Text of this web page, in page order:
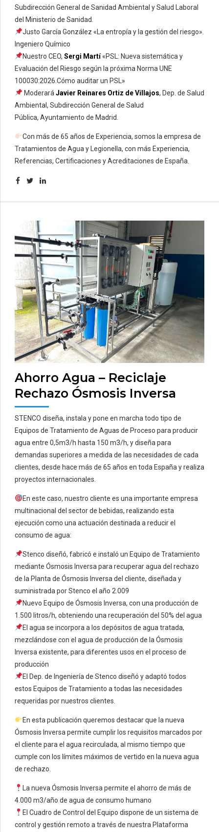
Subdirección General de Sanidad Ambiental y Salud Laboral
del Ministerio de Sanidad.
Justo García González «La entropía y la gestión del riesgo».
Ingeniero Químico
Nuestro CEO, Sergi Martí«PSL: Nueva sistemática y
Evaluación del Riesgo según la próxima Norma UNE
100030:2026.Cómo auditar un PSL»
Moderará Javier Reinares Ortiz de Villajos, Dep. de Salud
Ambiental, Subdirección General de Salud
Pública, Ayuntamiento de Madrid.
Con más de 65 años de Experiencia, somos la empresa de
Tratamientos de Agua y Legionella, con más Experiencia,
Referencias, Certificaciones y Acreditaciones de España.
Ahorro Agua – Reciclaje
Rechazo Ósmosis Inversa
STENCO diseña, instala y pone en marcha todo tipo de
Equipos de Tratamiento de Aguas de Proceso para producir
agua entre 0,5m3/h hasta 150 m3/h, y diseña para
demandas superiores a medida de las necesidades de cada
clientes, desde hace más de 65 años en toda España y realiza
proyectos internacionales.
En este caso, nuestro cliente es una importante empresa
multinacional del sector de bebidas, realizando esta
ejecución como una actuación destinada a reducir el
consumo de agua:
Stenco diseñó, fabricó e instaló un Equipo de Tratamiento
mediante Ósmosis Inversa para recuperar agua del rechazo
de la Planta de Ósmosis Inversa del cliente, diseñada y
suministrada por Stenco el año 2.009
Nuevo Equipo de Ósmosis Inversa, con una producción de
1.500 litros/h, obteniendo una recuperación del 50% del agua
El agua se incorpora a los depósitos de agua tratada,
mezclándose con el agua de producción de la Ósmosis
Inversa existente, para diferentes usos en el proceso de
producción
El Dep. de Ingeniería de Stenco diseñó y adaptó todos
estos Equipos de Tratamiento a todas las necesidades
requeridas por nuestros clientes.
En esta publicación queremos destacar que la nueva
Ósmosis Inversa permite cumplir los requisitos marcados por
el cliente para el agua recirculada, al mismo tiempo que
cumple con los límites máximos de vertido en la nueva agua
de rechazo.
La nueva Ósmosis Inversa permite el ahorro de más de
4.000 m3/año de agua de consumo humano
El Cuadro de Control del Equipo dispone de un sistema de
control y gestión remoto a través de nuestra Plataforma